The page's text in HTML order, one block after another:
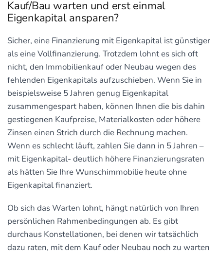
Kauf/Bau warten und erst einmal
Eigenkapital ansparen?
Sicher, eine Finanzierung mit Eigenkapital ist günstiger
als eine Vollfinanzierung. Trotzdem lohnt es sich oft
nicht, den Immobilienkauf oder Neubau wegen des
fehlenden Eigenkapitals aufzuschieben. Wenn Sie in
beispielsweise 5 Jahren genug Eigenkapital
zusammengespart haben, können Ihnen die bis dahin
gestiegenen Kaufpreise, Materialkosten oder höhere
Zinsen einen Strich durch die Rechnung machen.
Wenn es schlecht läuft, zahlen Sie dann in 5 Jahren –
mit Eigenkapital- deutlich höhere Finanzierungsraten
als hätten Sie Ihre Wunschimmobilie heute ohne
Eigenkapital finanziert.
Ob sich das Warten lohnt, hängt natürlich von Ihren
persönlichen Rahmenbedingungen ab. Es gibt
durchaus Konstellationen, bei denen wir tatsächlich
dazu raten, mit dem Kauf oder Neubau noch zu warten